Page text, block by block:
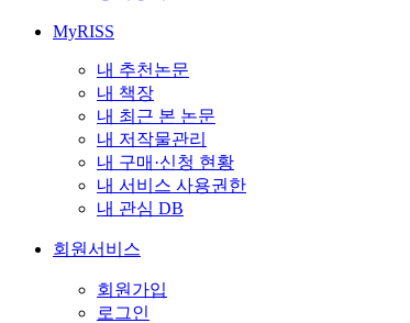
MyRISS
내 추천논문
내 책장
내 최근 본 논문
내 저작물관리
내 구매·신청 현황
내 서비스 사용권한
내 관심 DB
회원서비스
회원가입
로그인